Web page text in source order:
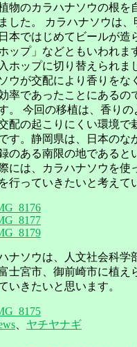
物のカラハナソウの根を
した。 カラハナソウは
本ではじめてビールが造
ップ」などともいわれま
ホップに切り替えられま
ウが交配により香りをな
率であったことにあるの
。 今回の移植は、香り
配の起こりにくい環境で
す。静岡県は、日本のな
のある南限の地であると
には、カラハナソウを使
行っていきたいと考えて
ナソウは、人文社会科学
士宮市、御前崎市に植え
いきたいと思います。
ヤチヤナギ